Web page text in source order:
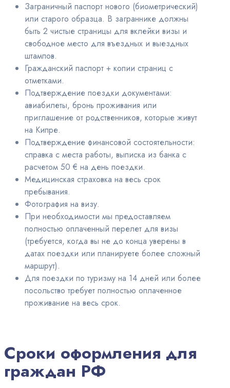
Заграничный паспорт нового (биометрический)
или старого образца. В заграннике должны
быть 2 чистые страницы для вклейки визы и
свободное место для въездных и выездных
штампов.
Гражданский паспорт + копии страниц с
отметками.
Подтверждение поездки документами:
авиабилеты, бронь проживания или
приглашение от родственников, которые живут
на Кипре.
Подтверждение финансовой состоятельности:
справка с места работы, выписка из банка с
расчетом 50 € на день поездки.
Медицинская страховка на весь срок
пребывания.
Фотография на визу.
При необходимости мы предоставляем
полностью оплаченный перелет для визы
(требуется, когда вы не до конца уверены в
датах поездки или планируете более сложный
маршрут).
Для поездки по туризму на 14 дней или более
посольство требует полностью оплаченное
проживание на весь срок.
Сроки оформления для
граждан РФ